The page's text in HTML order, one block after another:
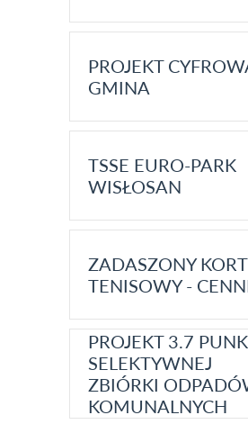
PROJEKT
GMINA
TSSE EURO-PARK
WISŁOSAN
ZADASZONY KORT
TENISOWY -
PROJEKT 3.7
SELEKTYWNEJ
ZBIÓRKI
KOMUNALNYCH